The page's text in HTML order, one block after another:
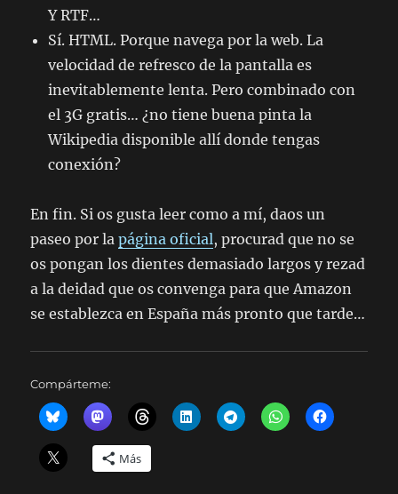
Y RTF…
Sí. HTML. Porque navega por la web. La
velocidad de refresco de la pantalla es
inevitablemente lenta. Pero combinado con
el 3G gratis… ¿no tiene buena pinta la
Wikipedia disponible allí donde tengas
conexión?
En fin. Si os gusta leer como a mí, daos un
paseo por lapágina oficial, procurad que no se
os pongan los dientes demasiado largos y rezad
a la deidad que os convenga para que Amazon
se establezca en España más pronto que tarde…
Compárteme:
Más